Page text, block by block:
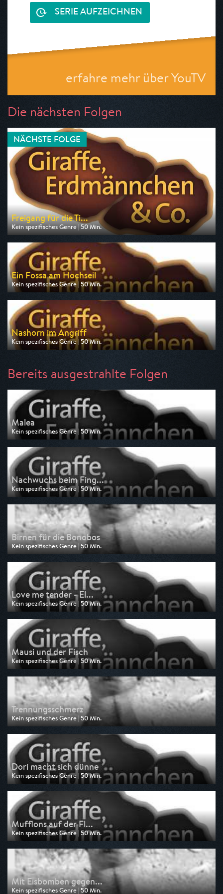
SERIE AUFZEICHNEN
erfahre mehr über YouTV
Die nächsten Folgen
NÄCHSTE FOLGE
Freigang für die Ti...
Kein spezifisches Genre | 50 Min.
Ausgestrahlt von rbb
am 07.08.2026, 11:15
Ein Fossa am Hochseil
Kein spezifisches Genre | 50 Min.
Ausgestrahlt von HR
am 10.08.2026, 05:40
Nashorn im Angriff
Kein spezifisches Genre | 50 Min.
Ausgestrahlt von rbb
Bereits ausgestrahlte Folgen
Malea
Kein spezifisches Genre | 50 Min.
Ausgestrahlt von HR
am 07.08.2026, 05:55
Nachwuchs beim Fing...
Kein spezifisches Genre | 50 Min.
Ausgestrahlt von rbb
am 06.08.2026, 11:15
Birnen für die Bonobos
Kein spezifisches Genre | 50 Min.
Ausgestrahlt von BR
am 06.08.2026, 06:30
Love me tender - El...
Kein spezifisches Genre | 50 Min.
Ausgestrahlt von HR
am 06.08.2026, 05:55
Mausi und der Fisch
Kein spezifisches Genre | 50 Min.
Ausgestrahlt von rbb
am 05.08.2026, 11:15
Trennungsschmerz
Kein spezifisches Genre | 50 Min.
Ausgestrahlt von BR
am 05.08.2026, 06:30
Dori macht sich dünne
Kein spezifisches Genre | 50 Min.
Ausgestrahlt von HR
am 05.08.2026, 05:55
Mufflons auf der Fl...
Kein spezifisches Genre | 50 Min.
Ausgestrahlt von rbb
am 04.08.2026, 11:15
Mit Eisbomben gegen...
Kein spezifisches Genre | 50 Min.